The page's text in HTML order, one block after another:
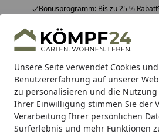
Unsere Seite verwendet Cookies
Benutzererfahrung auf unserer
zu personalisieren und die
Ihrer Einwilligung stimmen Sie der
Verarbeitung Ihrer persönlichen
Surferlebnis und mehr Funktionen
Bonusprogramm: Bis zu 25 %
Hotline07051 / 9 22 22
Mo-Fr. 8-16 Uhr 25.957
Alle Produkte
Alle ProdukteHighlights
Grill Gasgrill